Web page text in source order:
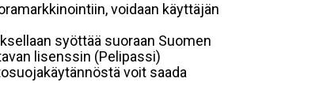
voidaan käyttäjän
syöttää suoraan Suomen
lisenssin (Pelipassi)
voit saada